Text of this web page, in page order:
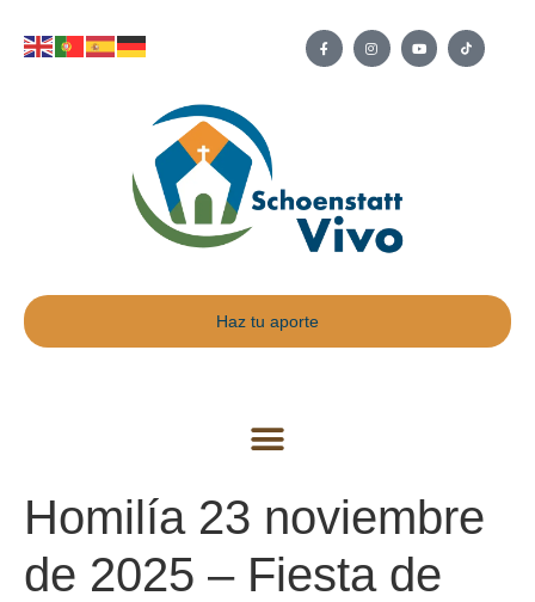
Haz tu aporte
Homilía 23 noviembre
de 2025 – Fiesta de